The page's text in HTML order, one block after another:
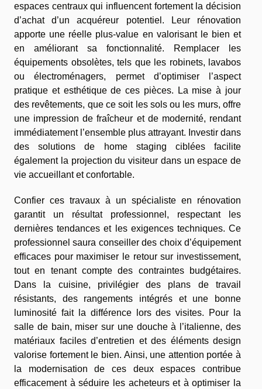
espaces centraux qui influencent fortement la décision
d’achat d’un acquéreur potentiel. Leur rénovation
apporte une réelle plus-value en valorisant le bien et
en améliorant sa fonctionnalité. Remplacer les
équipements obsolètes, tels que les robinets, lavabos
ou électroménagers, permet d’optimiser l’aspect
pratique et esthétique de ces pièces. La mise à jour
des revêtements, que ce soit les sols ou les murs, offre
une impression de fraîcheur et de modernité, rendant
immédiatement l’ensemble plus attrayant. Investir dans
des solutions de home staging ciblées facilite
également la projection du visiteur dans un espace de
vie accueillant et confortable.
Confier ces travaux à un spécialiste en rénovation
garantit un résultat professionnel, respectant les
dernières tendances et les exigences techniques. Ce
professionnel saura conseiller des choix d’équipement
efficaces pour maximiser le retour sur investissement,
tout en tenant compte des contraintes budgétaires.
Dans la cuisine, privilégier des plans de travail
résistants, des rangements intégrés et une bonne
luminosité fait la différence lors des visites. Pour la
salle de bain, miser sur une douche à l’italienne, des
matériaux faciles d’entretien et des éléments design
valorise fortement le bien. Ainsi, une attention portée à
la modernisation de ces deux espaces contribue
efficacement à séduire les acheteurs et à optimiser la